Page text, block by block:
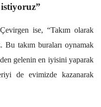
ise, “Takım olarak
Bu takım buraları oynamak
gelenin en iyisini yaparak
de evimizde kazanarak